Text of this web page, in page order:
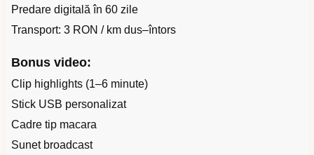
Predare digitală în 60 zile
Transport: 3 RON / km dus–întors
Bonus video:
Clip highlights (1–6 minute)
Stick USB personalizat
Cadre tip macara
Sunet broadcast